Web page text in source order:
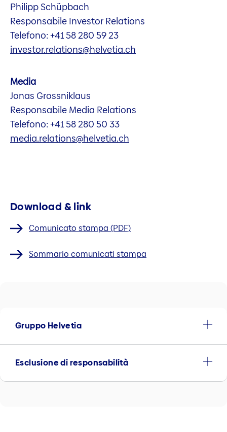
Philipp Schüpbach
Responsabile Investor Relations
Telefono: +41 58 280 59 23
investor.relations@helvetia.ch
Media
Jonas Grossniklaus
Responsabile Media Relations
Telefono: +41 58 280 50 33
media.relations@helvetia.ch
Download & link
Comunicato stampa (PDF)
Sommario comunicati stampa
Gruppo Helvetia
Esclusione di responsabilità